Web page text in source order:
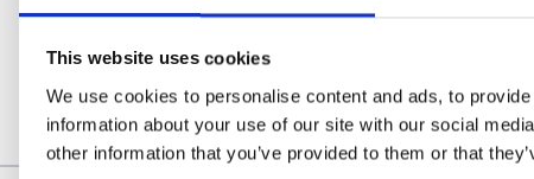
This website uses cookies
We use cookies to personalise content and ads, to
information about your use of our site with our social
other information that you’ve provided to them or that